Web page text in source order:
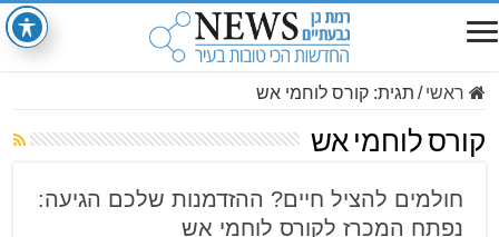
ראשי / תגית:קורס לוחמי אש
קורס לוחמי אש
חולמים להציל חיים? ההזדמנות שלכם הגיעה:
נפתח המכרז לקורס לוחמי אש